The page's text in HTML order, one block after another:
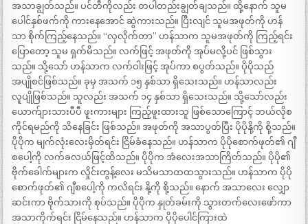
အသာချွတ်သည်။ ပင်တီကိုလည်း တပါတည်းချွတ်ချသည်။ ထို့နောက် သူမ
ပေါင်နှစ်ဖက်ကို ကားနေအောင် ဆွဲကားသည်။ ပြီးလျင် သူမအဖုတ်ကို ဟန်
သာ စိုက်ကြည့်နေသည်။ “လှလိုက်တာ” ဟန်သာက သူမအဖုတ်ကို ကြည့်ရင်း
ပြောတော့ သူမ ရှက်မိသည်။ လက်ဖြင့် အဖုတ်ကို အုပ်မလို့ပင် ဖြစ်သွား
သည်။ သို့သော် ဟန်သာက လက်ဝါးဖြင့် အုပ်ကာ စပွတ်သည်။ ပိုပိုသည်
အပျိုစင်ဖြစ်သည်။ ခုမှ အသက် ၁၅ နှစ်သာ ရှိသေးသည်။ ဟန်သာလည်း
လူပျိုဖြစ်သည်။ သူလည်း အသက် ၁၄ နှစ်သာ ရှိသေးသည်။ သို့သော်လည်း
ယောက်ျားသားပီပီ ဖူးကားများ ကြည့်ဖူးထားသူ ဖြစ်သောကြောင့် ဘယ်လိုစ
ကိုင်ရမည်ကို သိနေခြင်း ဖြစ်သည်။ အဖုတ်ကို အသာပွတ်ပြီး ပိုပိုနို့ကို စို့သည်။
ပိုပိုက မျက်လုံးလေးမှိတ်ရင်း ငြိမ်ခံနေသည်။ ဟန်သာက ပိုပိုစောက်ဖုတ်၏ ဂျီ
စပေါ့ကို လက်ခလယ်ဖြင့်ထိသည်။ ပိုပိုက အံလေးအသာကြိတ်သည်။ ပိုပို၏
ဗိုက်ခေါက်များက လှိုင်းတွန့်လေး မသိမသာထထသွားသည်။ ဟန်သာက ပိုပို
စောက်ဖုတ်၏ ဂျီစပေါ့ကို ကလိရင်း နို့ကို စို့သည်။ နောက် အသာလေး လျှော
ဆင်းကာ ဗိုက်သားကို စုပ်သည်။ ပိုပိုက နှုတ်ခမ်းကို သွားတက်လေးဖော်ကာ
အသာကိုက်ရင်း ငြိမ်နေသည်။ ဟန်သာက ပိုပိုပေါင်ကြားထဲ